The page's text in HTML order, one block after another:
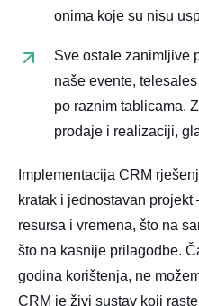
onima koje su nisu
Sve ostale zanimljive
naše evente,
po raznim tablicama.
prodaje i realizaciji,
Implementacija CRM
kratak i jednostavan
resursa i vremena, što na
što na kasnije prilagodbe.
godina korištenja, ne
CRM je živi sustav koji